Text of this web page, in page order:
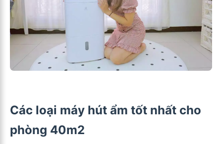
Các loại máy hút ẩm tốt nhất cho
phòng 40m2